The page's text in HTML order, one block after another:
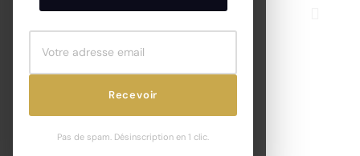
Recevoir
Pas de spam. Désinscription en 1 clic.